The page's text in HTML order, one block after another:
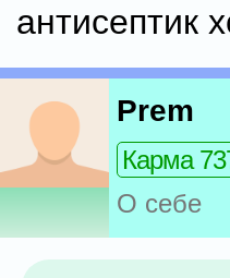
антисептик
Prem
Карма
О себе